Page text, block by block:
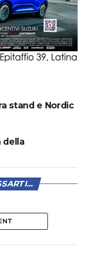
stand e Nordic
della